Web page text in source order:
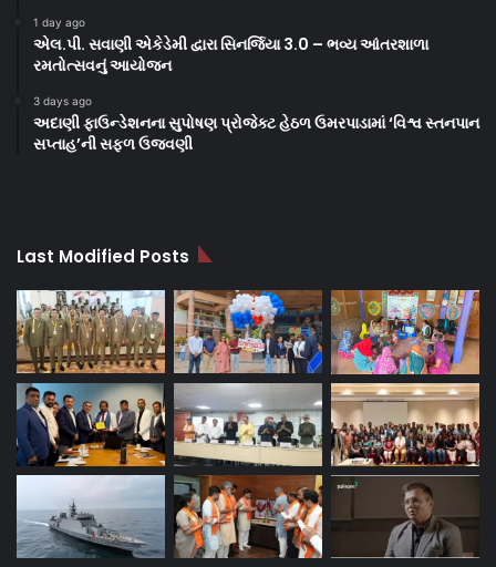
1 day ago
એલ.પી. સવાણી એકેડેમી દ્વારા સિનર્જિયા 3.0 – ભવ્ય આંતરશાળા
રમતોત્સવનું આયોજન
3 days ago
અદાણી ફાઉન્ડેશનના સુપોષણ પ્રોજેક્ટ હેઠળ ઉમરપાડામાં ‘વિશ્વ સ્તનપાન
સપ્તાહ’ની સફળ ઉજવણી
Last Modified Posts